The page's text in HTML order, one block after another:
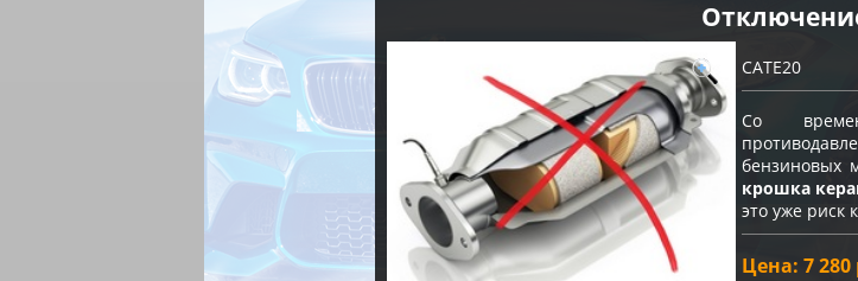
CATE20
Со
бензиновых
крошка
это уже риск
Цена: 7 280